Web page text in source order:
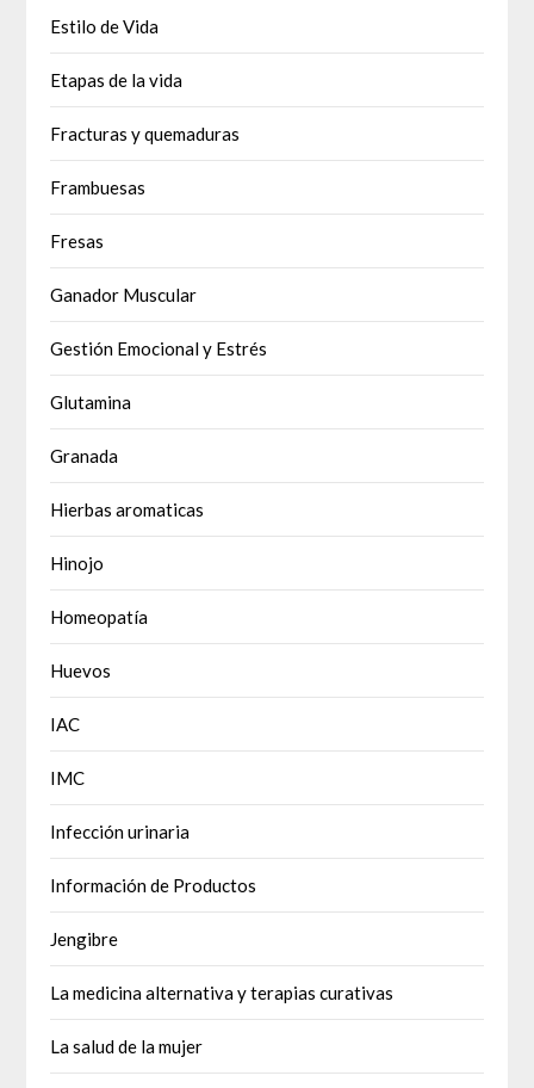
Estilo de Vida
Etapas de la vida
Fracturas y quemaduras
Frambuesas
Fresas
Ganador Muscular
Gestión Emocional y Estrés
Glutamina
Granada
Hierbas aromaticas
Hinojo
Homeopatía
Huevos
IAC
IMC
Infección urinaria
Información de Productos
Jengibre
La medicina alternativa y terapias curativas
La salud de la mujer